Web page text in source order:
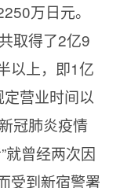
万日元。
取得了2亿9
以上，即1亿
营业时间以
冠肺炎疫情
就曾经两次因
受到新宿警署